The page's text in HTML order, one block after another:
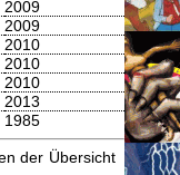
2009
2009
2010
2010
2010
2013
1985
der Übersicht